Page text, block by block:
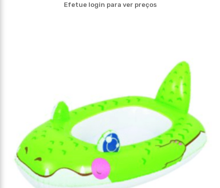
Efetue login para ver preços